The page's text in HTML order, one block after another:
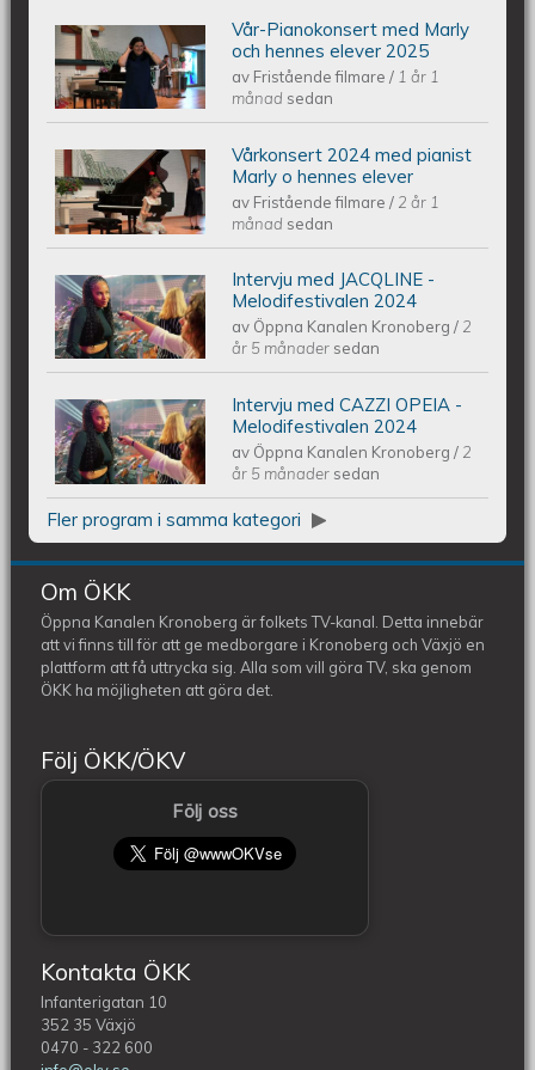
Piano Marly Azevedo Andersson
Vårkonsert EQUMkyrkan 250607
Vår-Pianokonsert med Marly
och hennes elever 2025
av Fristående filmare/ 1 år 1
månad sedan
Piano Marly Azevedo Andersson
Vårkonsert EQUMENIAkyrkan
240608
Vårkonsert 2024 med pianist
Marly o hennes elever
av Fristående filmare/ 2 år 1
månad sedan
Intervju med JACQLINE -
Melodifestivalen 2024
Intervju med JACQLINE -
Melodifestivalen 2024
av Öppna Kanalen Kronoberg/ 2
år 5 månader sedan
Intervju med CAZZI OPEIA -
Melodifestivalen 2024
Intervju med CAZZI OPEIA -
Melodifestivalen 2024
av Öppna Kanalen Kronoberg/ 2
år 5 månader sedan
Fler program i samma kategori
Om ÖKK
Öppna Kanalen Kronoberg är folkets TV-kanal. Detta innebär
att vi finns till för att ge medborgare i Kronoberg och Växjö en
plattform att få uttrycka sig. Alla som vill göra TV, ska genom
ÖKK ha möjligheten att göra det.
Följ ÖKK/ÖKV
Följ oss
Kontakta ÖKK
Infanterigatan 10
352 35 Växjö
0470 - 322 600